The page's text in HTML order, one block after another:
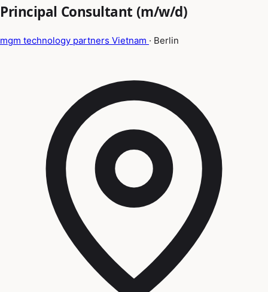
Principal Consultant (m/w/d)
mgm technology partners Vietnam · Berlin